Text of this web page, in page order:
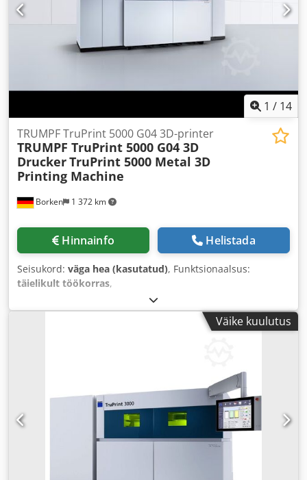
1 / 14
Borken 1 372 km
TRUMPF TruPrint 5000 G04 3D-printer
TRUMPF TruPrint 5000 G04 3D
DruckerTruPrint 5000 Metal 3D
Printing Machine
Hinnainfo Helistada
Seisukord: väga hea (kasutatud), Funktsionaalsus:
täielikult töökorras,
Väike kuulutus